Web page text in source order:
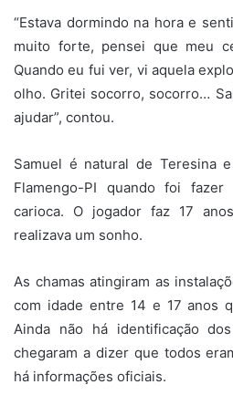
“Estava dormindo na hora e
muito forte, pensei que meu
Quando eu fui ver, vi aquela
olho. Gritei socorro, socorro…
ajudar”, contou.
Samuel é natural de Teresina
Flamengo-PI quando foi
carioca. O jogador faz 17
realizava um sonho.
As chamas atingiram as
com idade entre 14 e 17 anos
Ainda não há identificação
chegaram a dizer que todos
há informações oficiais.